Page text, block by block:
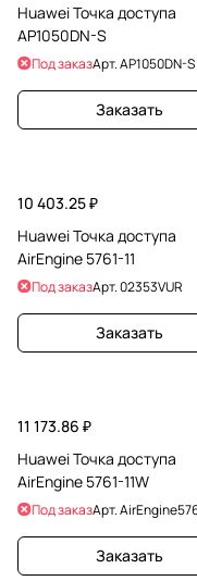
Huawei Точка доступа
AP1050DN-S
Под заказАрт.AP1050DN-S
Заказать
10 403.25 ₽
Huawei Точка доступа
AirEngine 5761-11
Под заказАрт.02353VUR
Заказать
11 173.86 ₽
Huawei Точка доступа
AirEngine 5761-11W
Под заказАрт.
Заказать